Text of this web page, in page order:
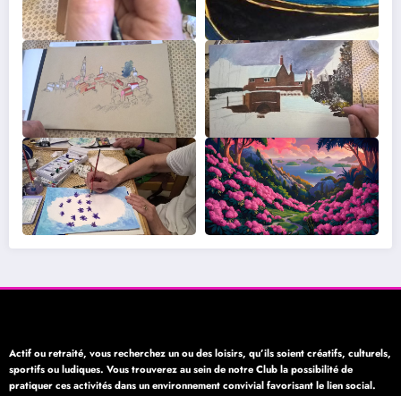
Actif ou retraité, vous recherchez un ou des loisirs, qu’ils soient créatifs, culturels,
sportifs ou ludiques. Vous trouverez au sein de notre Club la possibilité de
pratiquer ces activités dans un environnement convivial favorisant le lien social.